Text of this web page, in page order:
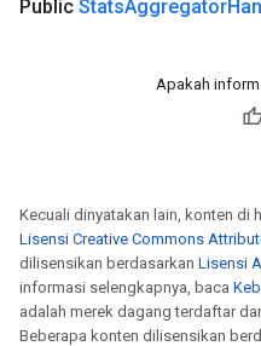
Public StatsAggregator
Apakah
Kecuali dinyatakan lain, konten di
Lisensi Creative Commons
dilisensikan berdasarkan Lisensi
informasi selengkapnya, baca
adalah merek dagang terdaftar
Beberapa konten dilisensikan